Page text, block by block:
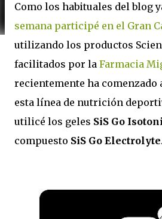
Como los habituales del blog
semana participé en el Gran
utilizando los productos
facilitados por la Farmacia
recientemente ha
esta línea de nutrición
utilicé los geles SiS Go
compuesto SiS Go Electrolyte.